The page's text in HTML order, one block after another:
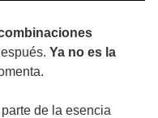
Ya no es la
de la esencia